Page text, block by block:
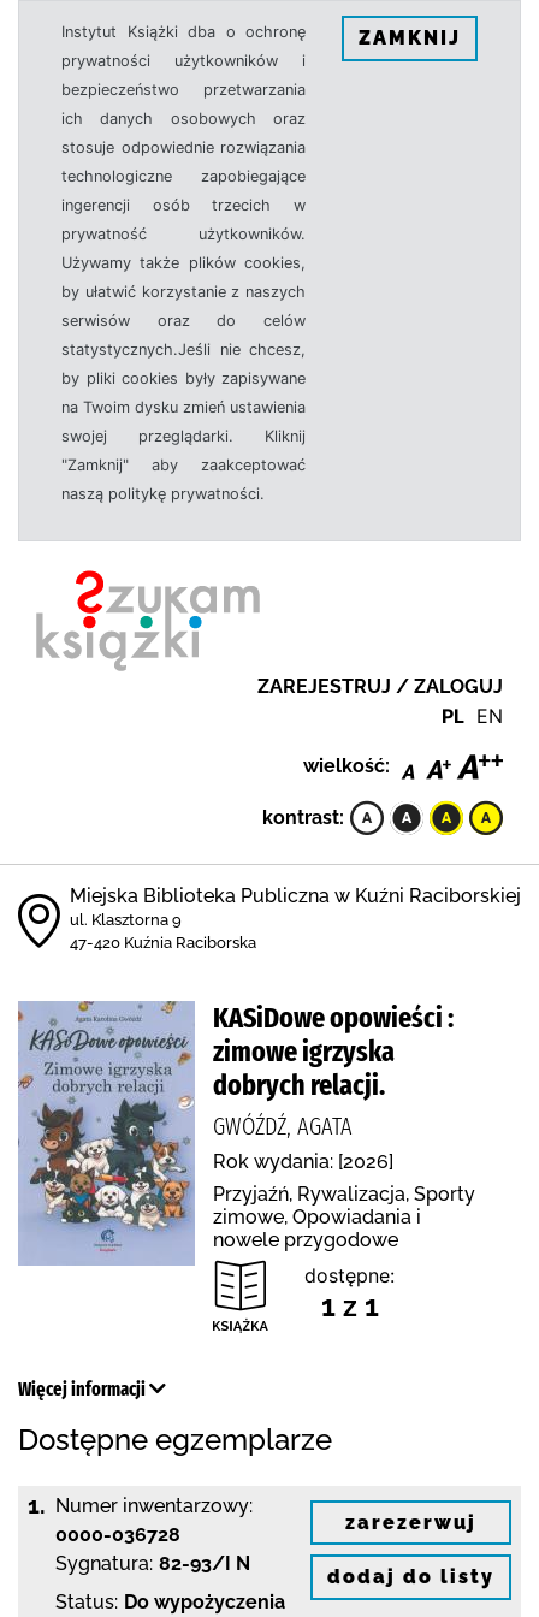
Instytut Książki dba o ochronę
prywatności użytkowników i
bezpieczeństwo przetwarzania
ich danych osobowych oraz
stosuje odpowiednie rozwiązania
technologiczne zapobiegające
ingerencji osób trzecich w
prywatność użytkowników.
Używamy także plików cookies,
by ułatwić korzystanie z naszych
serwisów oraz do celów
statystycznych.Jeśli nie chcesz,
by pliki cookies były zapisywane
na Twoim dysku zmień ustawienia
swojej przeglądarki. Kliknij
"Zamknij" aby zaakceptować
naszą politykę prywatności.
ZAMKNIJ
ZAREJESTRUJ / ZALOGUJ
PL EN
wielkość:
kontrast:
Miejska Biblioteka Publiczna w Kuźni Raciborskiej
ul. Klasztorna 9
47-420 Kuźnia Raciborska
KASiDowe opowieści :
zimowe igrzyska
dobrych relacji.
GWÓŹDŹ, AGATA
Rok wydania: [2026]
Przyjaźń, Rywalizacja, Sporty
zimowe, Opowiadania i
nowele przygodowe
dostępne:
1 z 1
Więcej informacji
Dostępne egzemplarze
1. Numer inwentarzowy:
0000-036728
Sygnatura: 82-93/I N
Status: Do wypożyczenia
zarezerwuj
dodaj do listy